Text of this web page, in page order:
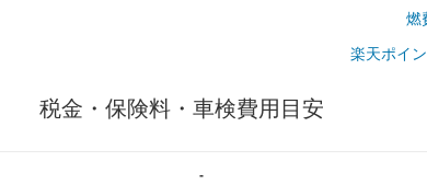
燃
楽天ポイ
税金・保険料・車検費用目安
-